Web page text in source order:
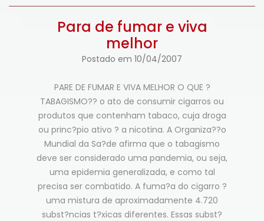
Para de fumar e viva
melhor
Postado em 10/04/2007
PARE DE FUMAR E VIVA MELHOR O QUE ?
TABAGISMO?? o ato de consumir cigarros ou
produtos que contenham tabaco, cuja droga
ou princ?pio ativo ? a nicotina. A Organiza??o
Mundial da Sa?de afirma que o tabagismo
deve ser considerado uma pandemia, ou seja,
uma epidemia generalizada, e como tal
precisa ser combatido. A fuma?a do cigarro ?
uma mistura de aproximadamente 4.720
subst?ncias t?xicas diferentes. Essas subst?